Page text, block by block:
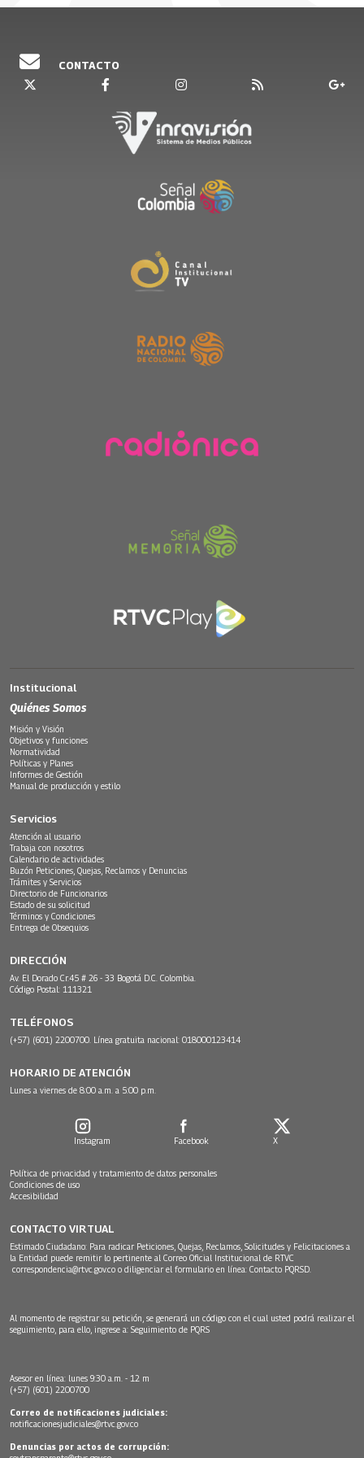
Derechos Humanos 5.1.3.4. Rehabilitación psico-
social para la convivencia y la no repetición.
Escúchelos de lunes a viernes a partir de las
5:30 de la tarde.
Emisión 08 de abril 2026
CONTACTO
Institucional
Quiénes Somos
Misión y Visión
Objetivos y funciones
Normatividad
Políticas y Planes
Informes de Gestión
Manual de producción y estilo
Servicios
Atención al usuario
Trabaja con nosotros
Calendario de actividades
Buzón Peticiones, Quejas, Reclamos y Denuncias
Trámites y Servicios
Directorio de Funcionarios
Estado de su solicitud
Términos y Condiciones
Entrega de Obsequios
DIRECCIÓN
Av. El Dorado Cr.45 # 26 - 33 Bogotá D.C. Colombia.
Código Postal: 111321
TELÉFONOS
(+57) (601) 2200700. Línea gratuita nacional: 018000123414
HORARIO DE ATENCIÓN
Lunes a viernes de 8:00 a.m. a 5:00 p.m.
Instagram Facebook X
Política de privacidad y tratamiento de datos personales
Condiciones de uso
Accesibilidad
CONTACTO VIRTUAL
Estimado Ciudadano: Para radicar Peticiones, Quejas, Reclamos, Solicitudes y Felicitaciones a
la Entidad puede remitir lo pertinente al Correo Oficial Institucional de RTVC
correspondencia@rtvc.gov.co o diligenciar el formulario en línea: Contacto PQRSD.
Al momento de registrar su petición, se generará un código con el cual usted podrá realizar el
seguimiento, para ello, ingrese a: Seguimiento de PQRS
Asesor en línea: lunes 9:30 a.m. - 12 m
(+57) (601) 2200700
Correo de notificaciones judiciales:
notificacionesjudiciales@rtvc.gov.co
Denuncias por actos de corrupción: